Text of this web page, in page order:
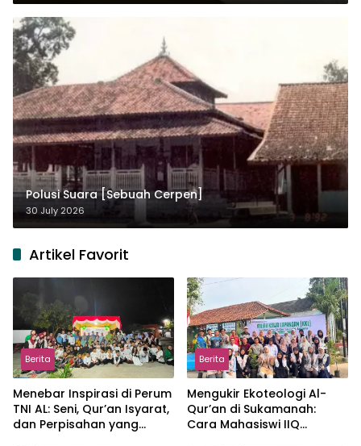
Polusi Suara [Sebuah Cerpen]
30 July 2026
Artikel Favorit
Berita
Menebar Inspirasi di Perum
TNI AL: Seni, Qur’an Isyarat,
dan Perpisahan yang
Berita
Mengukir Ekoteologi Al-
Qur’an di Sukamanah:
Cara Mahasiswi IIQ